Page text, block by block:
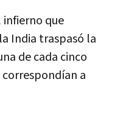
infierno que
India traspasó la
de cada cinco
a